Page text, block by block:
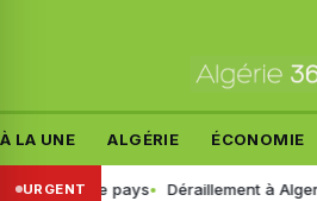
À LA UNE ALGÉRIE ÉCONOMIE
URGENT
le pays Déraillement à Alger : la